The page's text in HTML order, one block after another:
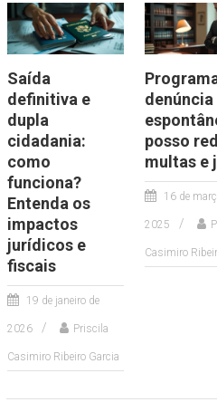
Saída
definitiva e
dupla
cidadania:
como
funciona?
Entenda os
impactos
jurídicos e
fiscais
19 de janeiro de
2026 Priscila
Casimiro Ribeiro Garcia
denúncia
posso
multas e
16 de
2025
Casimiro